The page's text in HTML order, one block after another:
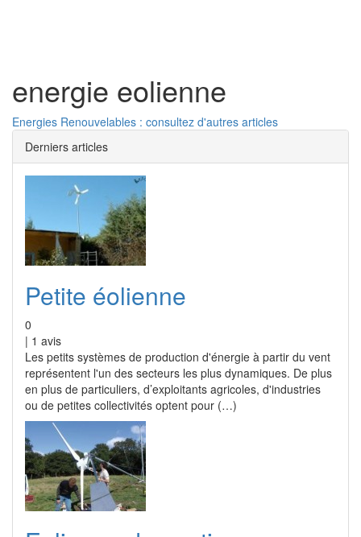
energie eolienne
Energies Renouvelables : consultez d'autres articles
Derniers articles
Petite éolienne
0
| 1 avis
Les petits systèmes de production d'énergie à partir du vent
représentent l'un des secteurs les plus dynamiques. De plus
en plus de particuliers, d’exploitants agricoles, d'industries
ou de petites collectivités optent pour (…)